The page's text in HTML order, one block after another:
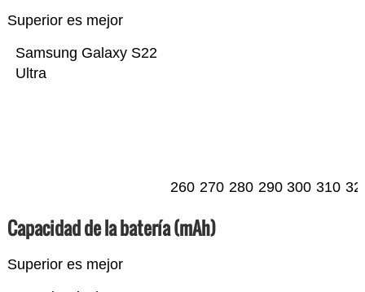
Superior es mejor
Samsung Galaxy S22
Ultra
260 270 280 290 300 310
Capacidad de la batería (mAh)
Superior es mejor